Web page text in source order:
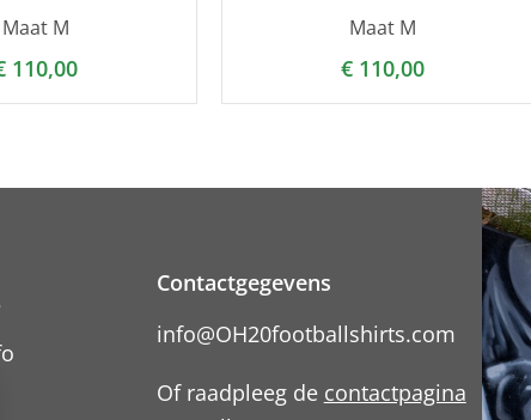
Maat M
110,00
Maat M
€ 110,00
Contactgegevens
info@OH20footballshirts.com
Of raadpleeg de contactpagina